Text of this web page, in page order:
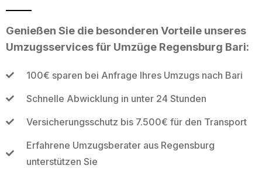
Genießen Sie die besonderen Vorteile unseres
Umzugsservices für Umzüge Regensburg Bari:
100€ sparen bei Anfrage Ihres Umzugs nach Bari
Schnelle Abwicklung in unter 24 Stunden
Versicherungsschutz bis 7.500€ für den Transport
Erfahrene Umzugsberater aus Regensburg
unterstützen Sie